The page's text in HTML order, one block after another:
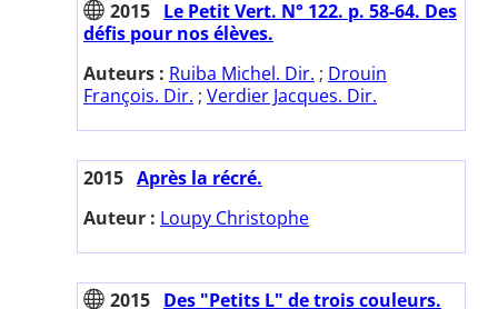
2015 Le Petit Vert. N° 122. p. 58-64. Des
défis pour nos élèves.
Auteurs : Ruiba Michel. Dir. ; Drouin
François. Dir. ; Verdier Jacques. Dir.
2015 Après la récré.
Auteur : Loupy Christophe
2015 Des "Petits L" de trois couleurs.